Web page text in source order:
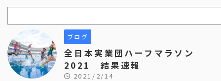
ブログ
全日本実業団ハーフマラソン
2021 結果速報
2021/2/14